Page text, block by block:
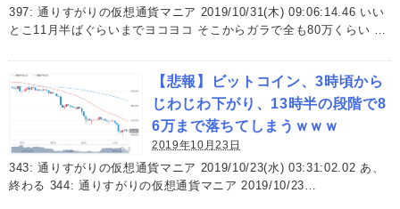
397: 通りすがりの仮想通貨マニア 2019/10/31(木) 09:06:14.46 いい
とこ11月半ばぐらいまでヨコヨコ そこからガラで全も80万くらい …
【悲報】ビットコイン、3時頃から
じわじわ下がり、13時半の段階で8
6万まで落ちてしまうｗｗｗ
2019年10月23日
343: 通りすがりの仮想通貨マニア 2019/10/23(水) 03:31:02.02 あ、
終わる 344: 通りすがりの仮想通貨マニア 2019/10/23…